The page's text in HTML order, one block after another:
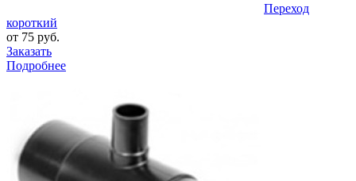
Переход
короткий
от 75 руб.
Заказать
Подробнее